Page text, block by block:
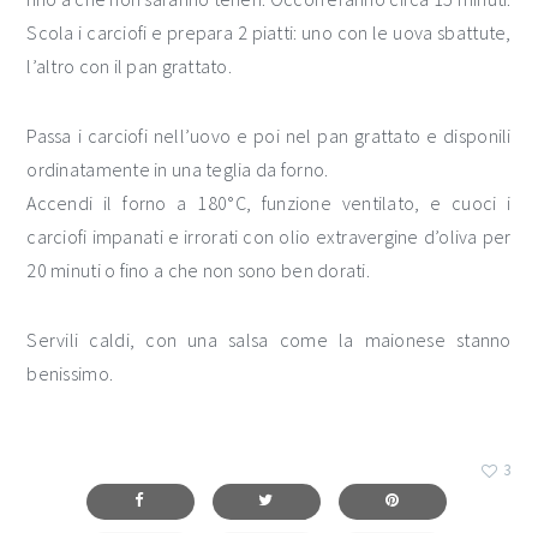
Scola i carciofi e prepara 2 piatti: uno con le uova sbattute,
l’altro con il pan grattato.
Passa i carciofi nell’uovo e poi nel pan grattato e disponili
ordinatamente in una teglia da forno.
Accendi il forno a 180°C, funzione ventilato, e cuoci i
carciofi impanati e irrorati con olio extravergine d’oliva per
20 minuti o fino a che non sono ben dorati.
Servili caldi, con una salsa come la maionese stanno
benissimo.
3